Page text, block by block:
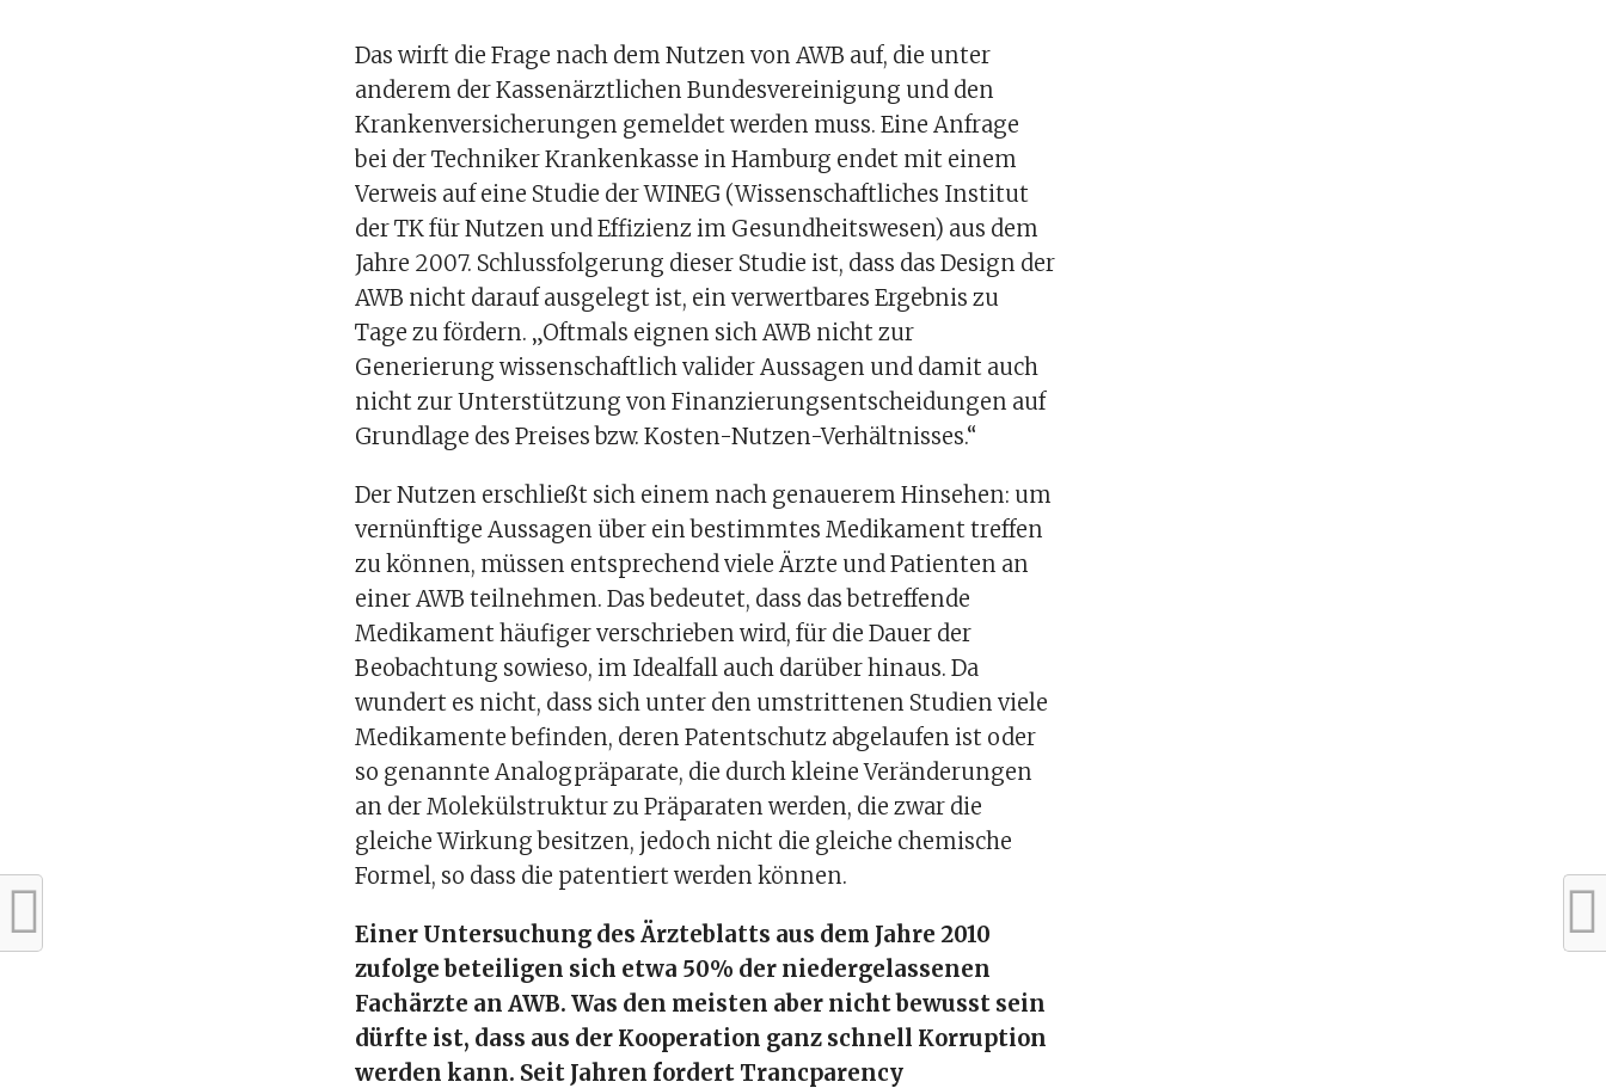
Das wirft die Frage nach dem Nutzen von AWB auf, die unter
anderem der Kassenärztlichen Bundesvereinigung und den
Krankenversicherungen gemeldet werden muss. Eine Anfrage
bei der Techniker Krankenkasse in Hamburg endet mit einem
Verweis auf eine Studie der WINEG (Wissenschaftliches Institut
der TK für Nutzen und Effizienz im Gesundheitswesen) aus dem
Jahre 2007. Schlussfolgerung dieser Studie ist, dass das Design der
AWB nicht darauf ausgelegt ist, ein verwertbares Ergebnis zu
Tage zu fördern. „Oftmals eignen sich AWB nicht zur
Generierung wissenschaftlich valider Aussagen und damit auch
nicht zur Unterstützung von Finanzierungsentscheidungen auf
Grundlage des Preises bzw. Kosten-Nutzen-Verhältnisses.“
Der Nutzen erschließt sich einem nach genauerem Hinsehen: um
vernünftige Aussagen über ein bestimmtes Medikament treffen
zu können, müssen entsprechend viele Ärzte und Patienten an
einer AWB teilnehmen. Das bedeutet, dass das betreffende
Medikament häufiger verschrieben wird, für die Dauer der
Beobachtung sowieso, im Idealfall auch darüber hinaus. Da
wundert es nicht, dass sich unter den umstrittenen Studien viele
Medikamente befinden, deren Patentschutz abgelaufen ist oder
so genannte Analogpräparate, die durch kleine Veränderungen
an der Molekülstruktur zu Präparaten werden, die zwar die
gleiche Wirkung besitzen, jedoch nicht die gleiche chemische
Formel, so dass die patentiert werden können.
Einer Untersuchung des Ärzteblatts aus dem Jahre 2010
zufolge beteiligen sich etwa 50% der niedergelassenen
Fachärzte an AWB. Was den meisten aber nicht bewusst sein
dürfte ist, dass aus der Kooperation ganz schnell Korruption
werden kann. Seit Jahren fordert Trancparency